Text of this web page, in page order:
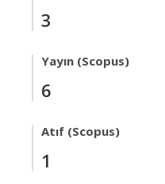
3
Yayın (Scopus)
6
Atıf (Scopus)
1